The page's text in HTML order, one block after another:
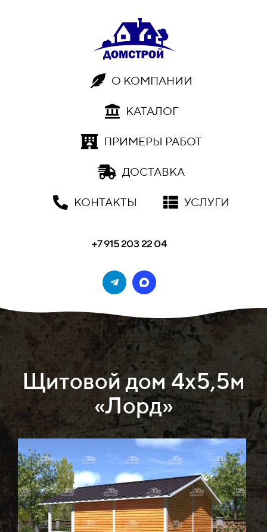
О КОМПАНИИ
КАТАЛОГ
ПРИМЕРЫ РАБОТ
ДОСТАВКА
КОНТАКТЫ УСЛУГИ
+7 915 203 22 04
Щитовой дом 4х5,5м
«Лорд»